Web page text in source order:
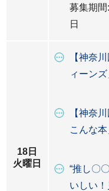
募集期
日
18日
火曜日
【神奈
ィーンズ
【神奈
こんな本
“推し〇
いしい